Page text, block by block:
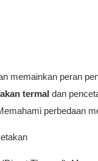
memainkan peran
termal dan
perbedaan